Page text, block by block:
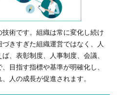
術です。組織は常に変化し続け
きすぎた組織運営ではなく、人
、表彰制度、人事制度、会議、
目指す指標や基準が明確化し、
人の成長が促進されます。